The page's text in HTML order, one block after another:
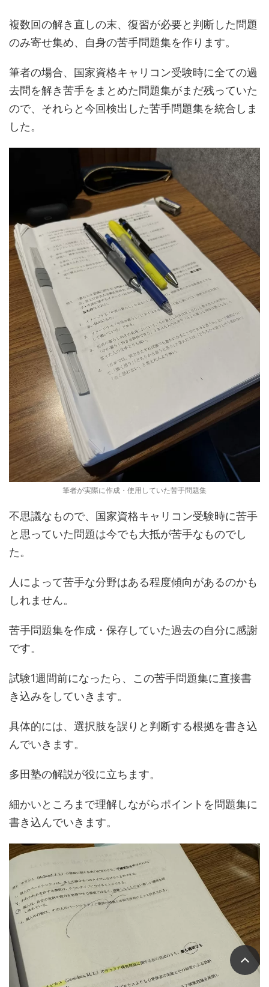
複数回の解き直しの末、復習が必要と判断した問題
のみ寄せ集め、自身の苦手問題集を作ります。
筆者の場合、国家資格キャリコン受験時に全ての過
去問を解き苦手をまとめた問題集がまだ残っていた
ので、それらと今回検出した苦手問題集を統合しま
した。
筆者が実際に作成・使用していた苦手問題集
不思議なもので、国家資格キャリコン受験時に苦手
と思っていた問題は今でも大抵が苦手なものでし
た。
人によって苦手な分野はある程度傾向があるのかも
しれません。
苦手問題集を作成・保存していた過去の自分に感謝
です。
試験1週間前になったら、この苦手問題集に直接書
き込みをしていきます。
具体的には、選択肢を誤りと判断する根拠を書き込
んでいきます。
多田塾の解説が役に立ちます。
細かいところまで理解しながらポイントを問題集に
書き込んでいきます。